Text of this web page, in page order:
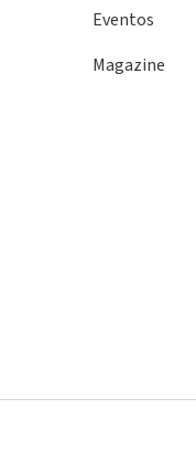
Eventos
Magazine